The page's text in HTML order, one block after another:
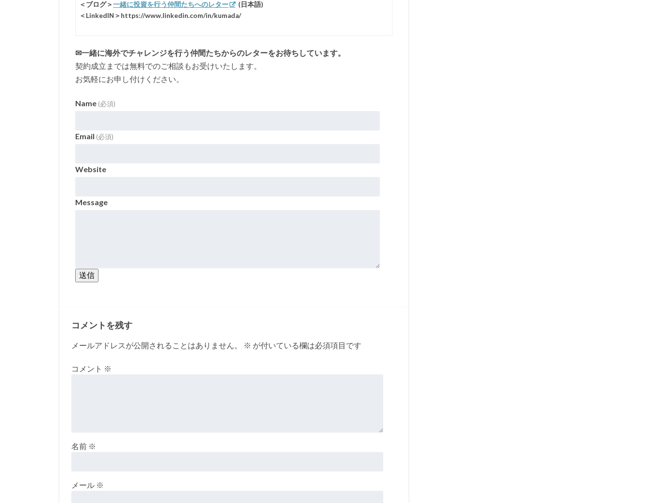
＜ブログ＞一緒に投資を行う仲間たちへのレター
(日本語)
＜LinkedIN＞https://www.linkedin.com/in/kumada/
✉一緒に海外でチャレンジを行う仲間たちからのレターをお待ちしています。
契約成立までは無料でのご相談もお受けいたします。
お気軽にお申し付けください。
Name (必須)
Email (必須)
Website
Message
送信
コメントを残す
メールアドレスが公開されることはありません。 ※ が付いている欄は必須項目です
コメント ※
名前 ※
メール ※